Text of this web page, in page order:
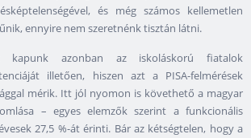
és még számos kellemetlen
ennyire nem szeretnénk tisztán látni.
kapunk azonban az iskoláskorú fiatalok
illetően, hiszen azt a PISA-felmérések
mérik. Itt jól nyomon is követhető a magyar
– egyes elemzők szerint a funkcionális
27,5 %-át érinti. Bár az kétségtelen, hogy a